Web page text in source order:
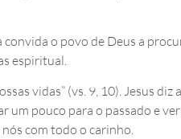
convida o povo de Deus a
espiritual.
vidas” (vs. 9, 10). Jesus
um pouco para o passado e
com todo o carinho.